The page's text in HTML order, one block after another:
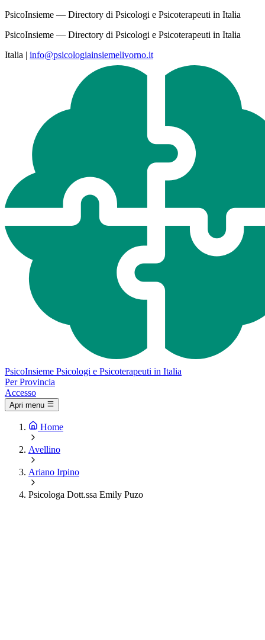
PsicoInsieme — Directory di Psicologi e Psicoterapeuti in Italia
PsicoInsieme — Directory di Psicologi e Psicoterapeuti in Italia
Italia | info@psicologiainsiemelivorno.it
PsicoInsieme Psicologi e Psicoterapeuti in Italia
Per Provincia
Accesso
Apri menu
Home
Avellino
Ariano Irpino
Psicologa Dott.ssa Emily Puzo